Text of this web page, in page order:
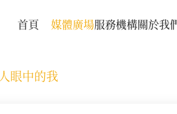
首頁 媒體廣場服務機構關於我
眼中的我